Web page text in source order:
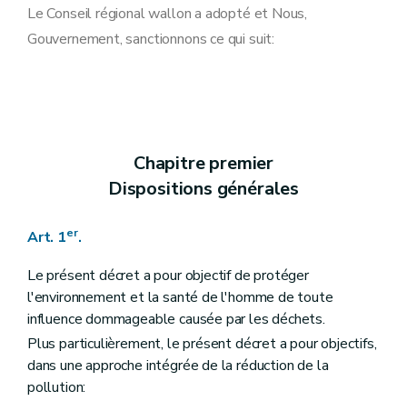
Art. 14
Art. 15
Section 2 Dispositions particulières à la valorisation des déchets
Dispositions particulières aux déchets ménagers
Art. 21
Art. 22
Section première
Art. 8
Art. 9
Art. 10
Art. 11
Art. 12
Art. 13
Art. 14
Art. 15
Le Conseil régional wallon a adopté et Nous,
Gouvernement, sanctionnons ce qui suit:
Chapitre premier
Dispositions générales
Art. 1er.
Le présent décret a pour objectif de protéger
l'environnement et la santé de l'homme de toute
influence dommageable causée par les déchets.
Plus particulièrement, le présent décret a pour objectifs,
dans une approche intégrée de la réduction de la
pollution: